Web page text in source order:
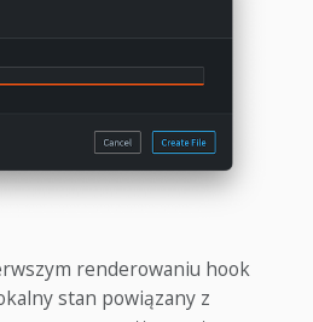
renderowaniu hook
stan powiązany z